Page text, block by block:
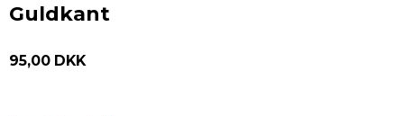
Guldkant
95,00 DKK